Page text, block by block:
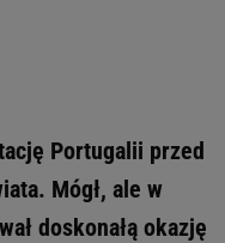
Portugalii przed
Mógł, ale w
doskonałą okazję